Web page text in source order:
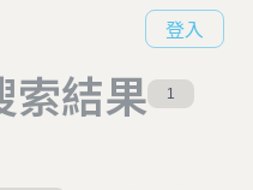
登入
索結果 1